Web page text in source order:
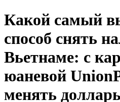
Какой самый
способ снять
Вьетнаме: с
юаневой
менять